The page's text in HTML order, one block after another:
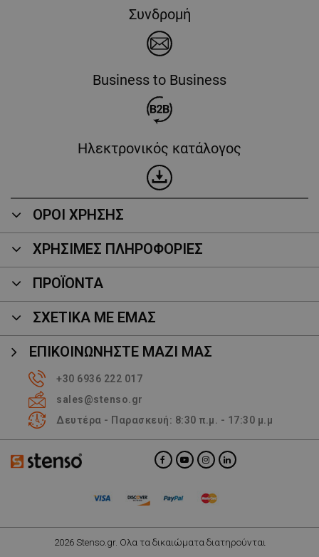
Συνδρομή
Business to Business
Ηλεκτρονικός κατάλογος
ΟΡΟΙ ΧΡΗΣΗΣ
ΧΡΗΣΙΜΕΣ ΠΛΗΡΟΦΟΡΙΕΣ
ΠΡΟΪΌΝΤΑ
ΣΧΕΤΙΚΑ ΜΕ ΕΜΑΣ
ΕΠΙΚΟΙΝΩΝΉΣΤΕ ΜΑΖΊ ΜΑΣ
+30 6936 222 017
sales@stenso.gr
Δευτέρα - Παρασκευή: 8:30 π.μ. - 17:30 μ.μ
2026 Stenso.gr. Ολα τα δικαιώματα διατηρούνται